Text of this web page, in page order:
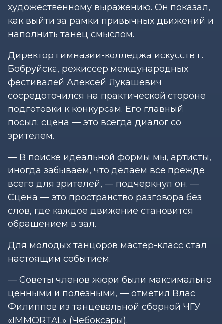
художественному выражению. Он показал,
как выйти за рамки привычных движений и
наполнить танец смыслом.
Директор гимназии-колледжа искусств г.
Бобруйска, режиссер международных
фестивалей Алексей Лукашевич
сосредоточился на практической стороне
подготовки к конкурсам. Его главный
посыл: сцена — это всегда диалог со
зрителем.
— В поиске идеальной формы мы, артисты,
иногда забываем, что делаем все прежде
всего для зрителей, — подчеркнул он. —
Сцена — это пространство разговора без
слов, где каждое движение становится
обращением в зал.
Для молодых танцоров мастер-класс стал
настоящим событием.
— Советы членов жюри были максимально
ценными и полезными, — отметил Влас
Филиппов из танцевальной сборной ЧГУ
«IMMORTAL» (Чебоксары).